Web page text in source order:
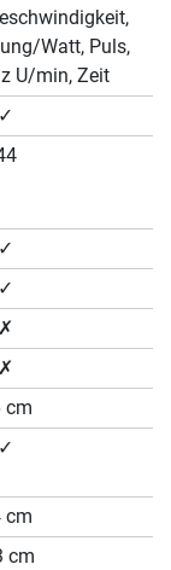
Watt, Puls,
U/min, Zeit
✓
✓
✓
✗
✗
cm
✓
cm
cm